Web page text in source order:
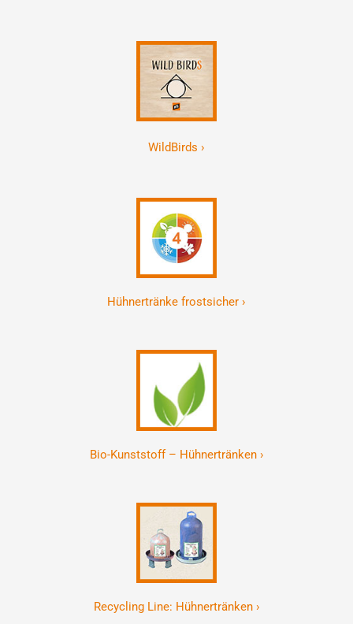
WildBirds ›
Hühnertränke frostsicher ›
Bio-Kunststoff – Hühnertränken ›
Recycling Line: Hühnertränken ›